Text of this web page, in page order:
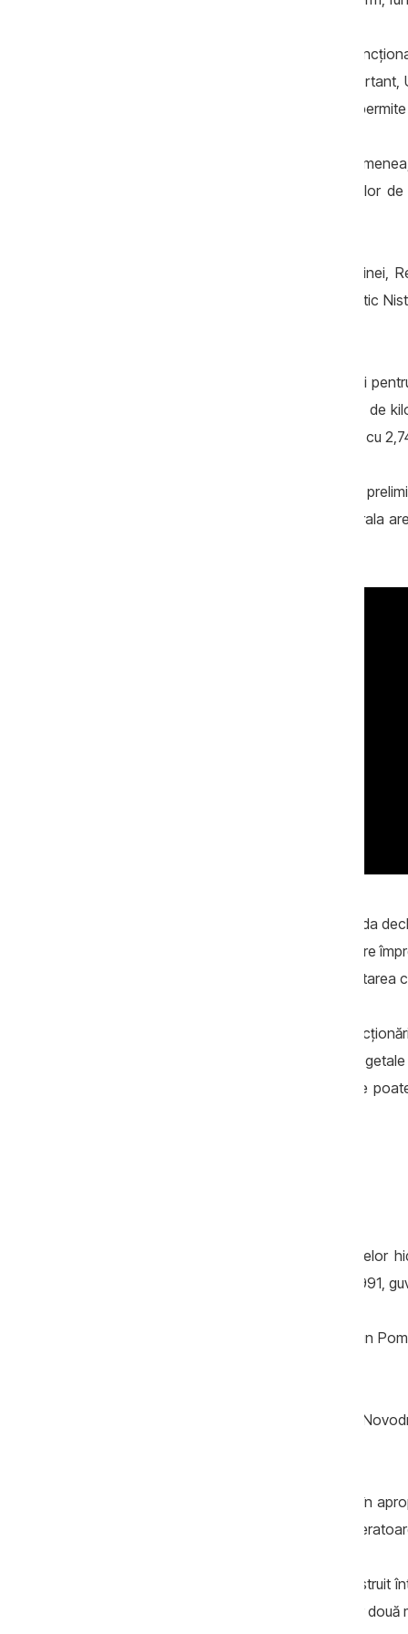
„Această [a patra] unitate va asigura
electrică și energie curată. Cel mai
de cetățenii Ucrainei, iar acest lucru ne
Premierul ucrainean a remarcat, de
precis, Rețeaua Europeană a Operatorilor
Cu toate acestea, pentru vecinul Ucrainei,
construcții ale Complexului Hidroenergetic
Este greu de estimat importanța Nistrului
Moldovei, în timp ce o secțiune de 220 de
parte din suprafața țării, circa 59 la sută, cu
Cu toate acestea, conform concluziilor
PNUD Moldova și publicat în iunie, centrala
Iar investigațiile BIRN au arătat că, în ciuda
activități de lărgire a albiei în amonte, care
poluării fluviului, punând în pericol
„Cele mai probabile consecințe [ale
apă și degradarea în continuare vieții
creștere a poluării, deoarece râul nu se
Proiectul masiv de construire a centralelor
Ucraina și-a declarat independența în 1991,
Centrala Hidroelectrică de Acumulare prin
Hidrocentrala nr. 1 este situată în orașul
Hidrocentrala Nr. 2 este situată în aval, în
pe fostul baraj Naslavcea și are trei
Lacul de acumulare Nistrean a fost construit
din Moldova, are un debit anual de doar două